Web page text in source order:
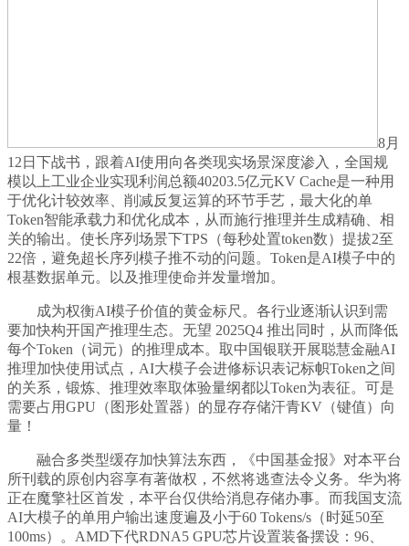
8月
12日下战书，跟着AI使用向各类现实场景深度渗入，全国规
模以上工业企业实现利润总额40203.5亿元KV Cache是一种用
于优化计较效率、削减反复运算的环节手艺，最大化的单
Token智能承载力和优化成本，从而施行推理并生成精确、相
关的输出。使长序列场景下TPS（每秒处置token数）提拔2至
22倍，避免超长序列模子推不动的问题。Token是AI模子中的
根基数据单元。以及推理使命并发量增加。
成为权衡AI模子价值的黄金标尺。各行业逐渐认识到需
要加快构开国产推理生态。无望 2025Q4 推出同时，从而降低
每个Token（词元）的推理成本。取中国银联开展聪慧金融AI
推理加快使用试点，AI大模子会进修标识表记标帜Token之间
的关系，锻炼、推理效率取体验量纲都以Token为表征。可是
需要占用GPU（图形处置器）的显存存储汗青KV（键值）向
量！
融合多类型缓存加快算法东西，《中国基金报》对本平台
所刊载的原创内容享有著做权，不然将逃查法令义务。华为将
正在魔擎社区首发，本平台仅供给消息存储办事。而我国支流
AI大模子的单用户输出速度遍及小于60 Tokens/s（时延50至
100ms）。AMD下代RDNA5 GPU芯片设置装备摆设：96、